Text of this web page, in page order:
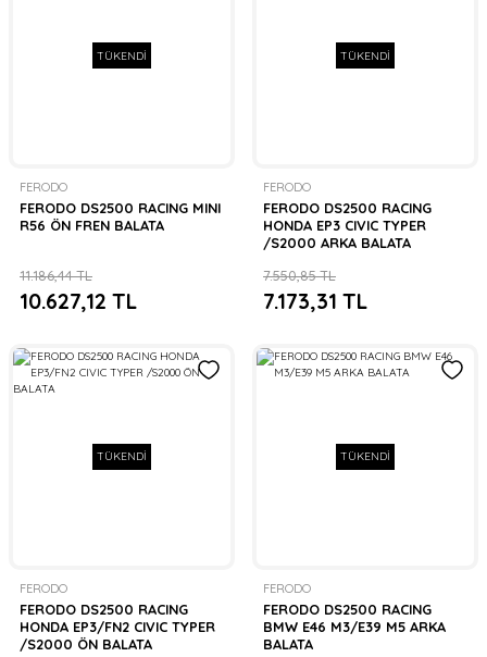
TÜKENDİ
FERODO
FERODO DS2500 RACING MINI
R56 ÖN FREN BALATA
10.627,12 TL
11.186,44 TL
TÜKENDİ
FERODO
FERODO DS2500 RACING
HONDA EP3 CIVIC TYPER
/S2000 ARKA BALATA
7.173,31 TL
7.550,85 TL
TÜKENDİ
FERODO
FERODO DS2500 RACING
HONDA EP3/FN2 CIVIC TYPER
/S2000 ÖN BALATA
TÜKENDİ
FERODO
FERODO DS2500 RACING
BMW E46 M3/E39 M5 ARKA
BALATA